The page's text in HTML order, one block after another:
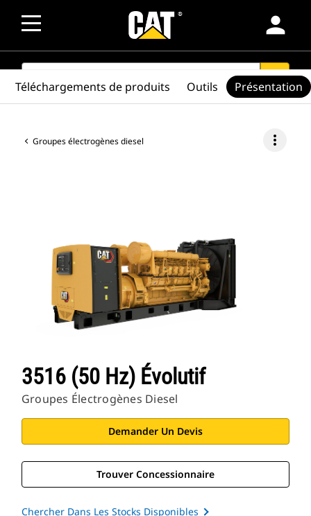
person
SEARCH search
Groupes électrogènes diesel more_vert
3516 (50 Hz) Évolutif
Groupes Électrogènes Diesel
Demander Un Devis
Trouver Concessionnaire
Chercher Dans Les Stocks Disponibles
Téléchargements de produits Outils Présentation